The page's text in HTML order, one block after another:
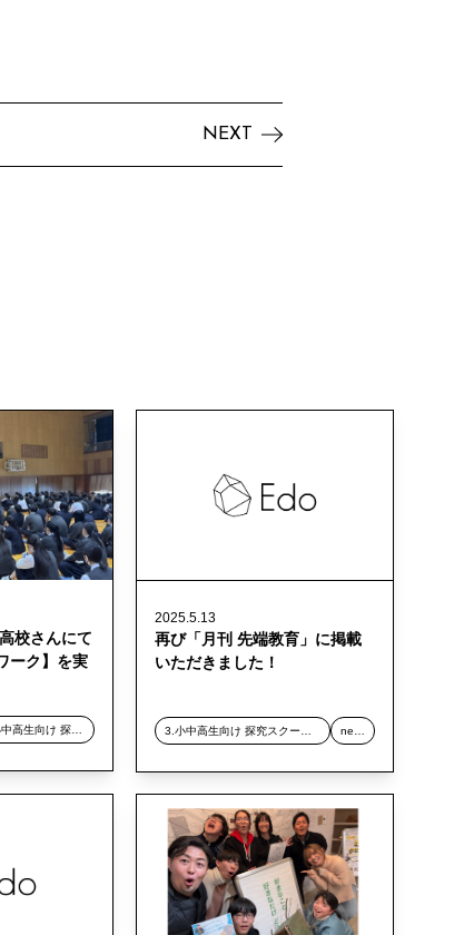
NEXT
校さんにて
ーク】を実
3.小中高生向け 探究スクール事業
2025.5.13
再び「月刊 先端教育」に掲載
いただきました！